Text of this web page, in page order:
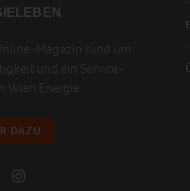
Magazin rund um
und ein Service-
Wien Energie.
DAZU